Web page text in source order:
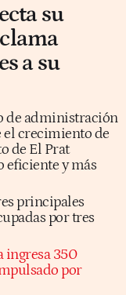
su
a su
de administración
el crecimiento de
de El Prat
eficiente y más
principales
por tres
ingresa 350
por